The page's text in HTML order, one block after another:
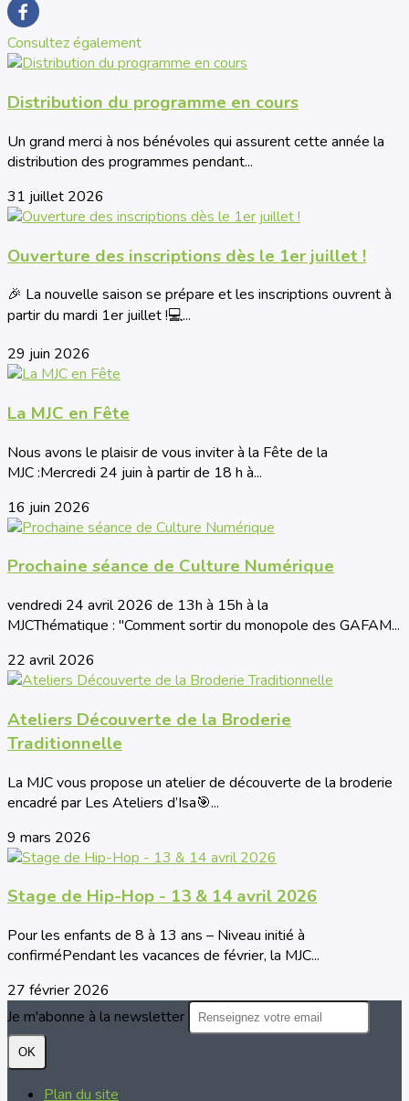
Consultez également
Distribution du programme en cours
Un grand merci à nos bénévoles qui assurent cette année la
distribution des programmes pendant...
31 juillet 2026
Ouverture des inscriptions dès le 1er juillet !
🎉 La nouvelle saison se prépare et les inscriptions ouvrent à
partir du mardi 1er juillet !💻...
29 juin 2026
La MJC en Fête
Nous avons le plaisir de vous inviter à la Fête de la
MJC :Mercredi 24 juin à partir de 18 h à...
16 juin 2026
Prochaine séance de Culture Numérique
vendredi 24 avril 2026 de 13h à 15h à la
MJCThématique : "Comment sortir du monopole des GAFAM...
22 avril 2026
Ateliers Découverte de la Broderie
Traditionnelle
La MJC vous propose un atelier de découverte de la broderie
encadré par Les Ateliers d’Isa🎯...
9 mars 2026
Stage de Hip-Hop - 13 & 14 avril 2026
Pour les enfants de 8 à 13 ans – Niveau initié à
confirméPendant les vacances de février, la MJC...
27 février 2026
Je m'abonne à la newsletter
OK
Plan du site